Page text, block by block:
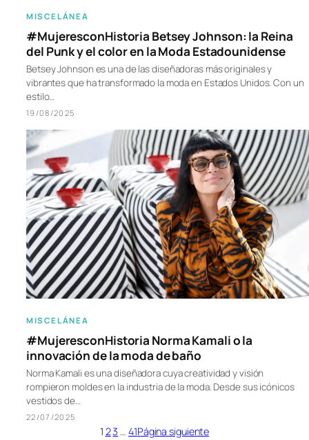
MISCELÁNEA
#MujeresconHistoria Betsey Johnson: la Reina
del Punk y el color en la Moda Estadounidense
Betsey Johnson es una de las diseñadoras más originales y
vibrantes que ha transformado la moda en Estados Unidos. Con un
estilo…
19/08/2025
MISCELÁNEA
#MujeresconHistoria Norma Kamali o la
innovación de la moda de baño
Norma Kamali es una diseñadora cuya creatividad y visión
rompieron moldes en la industria de la moda. Desde sus icónicos
vestidos de…
22/07/2025
1 23 … 41Página siguiente